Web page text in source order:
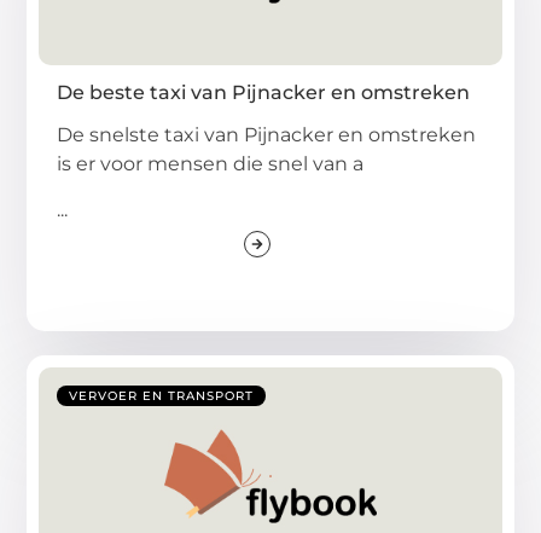
De beste taxi van Pijnacker en omstreken
De snelste taxi van Pijnacker en omstreken
is er voor mensen die snel van a
...
VERVOER EN TRANSPORT